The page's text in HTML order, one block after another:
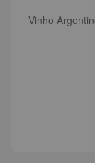
Vinho